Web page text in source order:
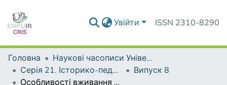
Увійти ISSN 2310-8290
Головна
Наукові часописи Університету
Серія 21. Історико-педагогічні студії
Випуск 8
Особливості вживання та перекладу французької термінології зі сфери туризму